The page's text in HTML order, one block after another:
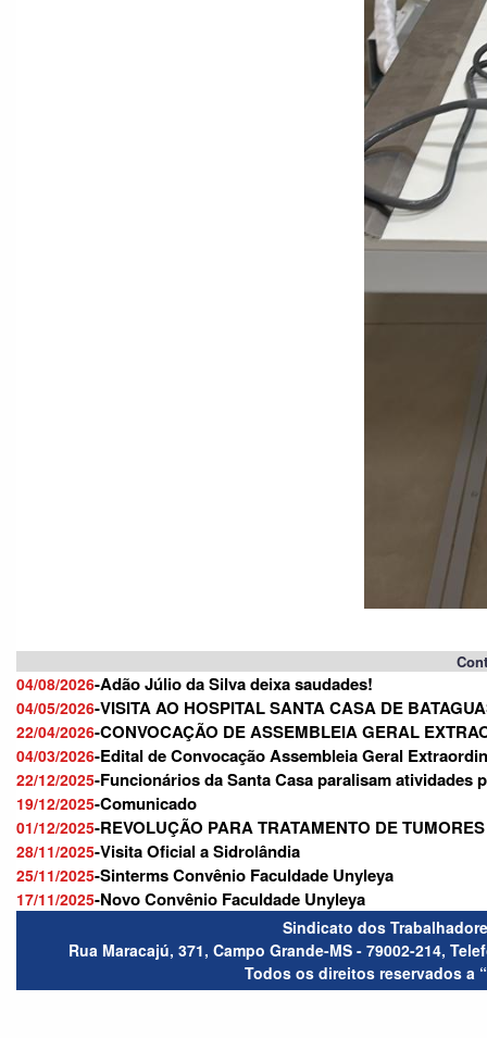
04/08/2026-Adão Júlio da Silva deixa saudades!
04/05/2026-VISITA AO HOSPITAL SANTA CASA DE
22/04/2026-CONVOCAÇÃO DE ASSEMBLEIA GERAL
04/03/2026-Edital de Convocação Assembleia Geral
22/12/2025-Funcionários da Santa Casa paralisam atividades
19/12/2025-Comunicado
01/12/2025-REVOLUÇÃO PARA TRATAMENTO DE
28/11/2025-Visita Oficial a Sidrolândia
25/11/2025-Sinterms Convênio Faculdade Unyleya
17/11/2025-Novo Convênio Faculdade Unyleya
Sindicato dos
Rua Maracajú, 371, Campo Grande-MS - 79002-214,
Todos os direitos reservados a